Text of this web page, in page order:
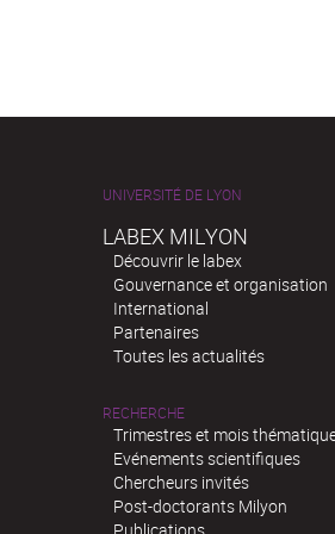
UNIVERSITÉ DE LYON
LABEX MILYON
Découvrir le labex
Gouvernance et organisation
International
Partenaires
Toutes les actualités
RECHERCHE
Trimestres et mois
Evénements scientifiques
Chercheurs invités
Post-doctorants Milyon